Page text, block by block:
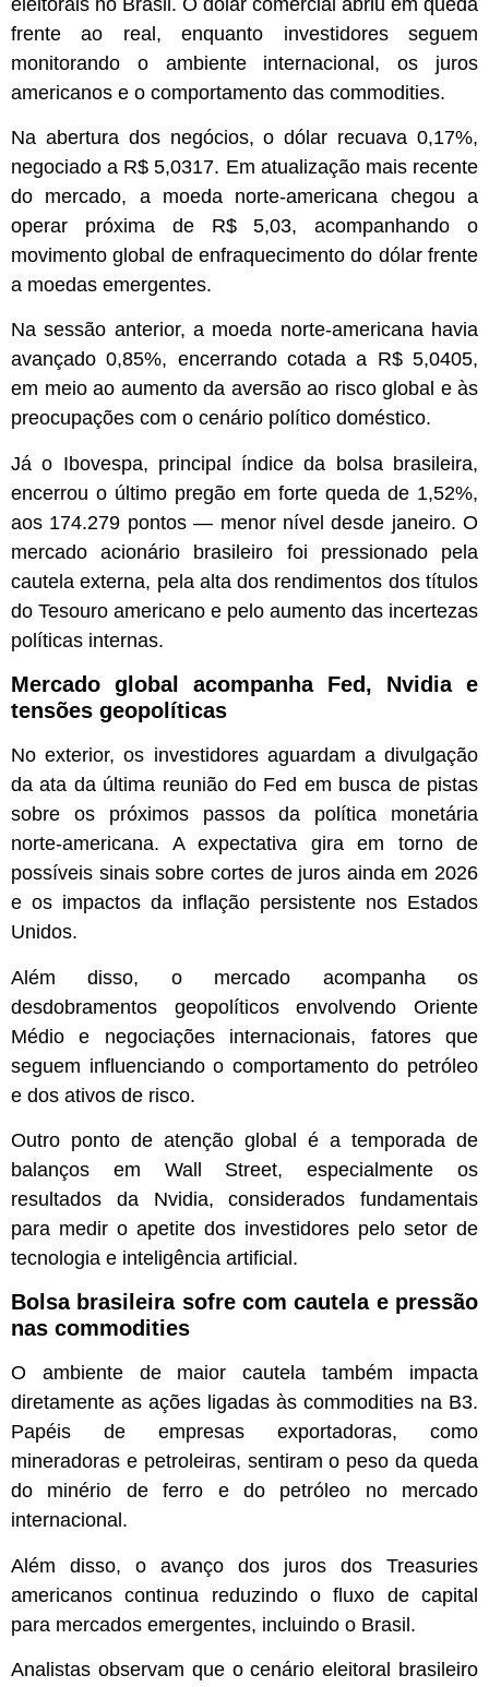
frente ao real, enquanto investidores seguem
monitorando o ambiente internacional, os juros
americanos e o comportamento das commodities.
Na abertura dos negócios, o dólar recuava 0,17%,
negociado a R$ 5,0317. Em atualização mais recente
do mercado, a moeda norte-americana chegou a
operar próxima de R$ 5,03, acompanhando o
movimento global de enfraquecimento do dólar frente
a moedas emergentes.
Na sessão anterior, a moeda norte-americana havia
avançado 0,85%, encerrando cotada a R$ 5,0405,
em meio ao aumento da aversão ao risco global e às
preocupações com o cenário político doméstico.
Já o Ibovespa, principal índice da bolsa brasileira,
encerrou o último pregão em forte queda de 1,52%,
aos 174.279 pontos — menor nível desde janeiro. O
mercado acionário brasileiro foi pressionado pela
cautela externa, pela alta dos rendimentos dos títulos
do Tesouro americano e pelo aumento das incertezas
políticas internas.
Mercado global acompanha Fed, Nvidia e
tensões geopolíticas
No exterior, os investidores aguardam a divulgação
da ata da última reunião do Fed em busca de pistas
sobre os próximos passos da política monetária
norte-americana. A expectativa gira em torno de
possíveis sinais sobre cortes de juros ainda em 2026
e os impactos da inflação persistente nos Estados
Unidos.
Além disso, o mercado acompanha os
desdobramentos geopolíticos envolvendo Oriente
Médio e negociações internacionais, fatores que
seguem influenciando o comportamento do petróleo
e dos ativos de risco.
Outro ponto de atenção global é a temporada de
balanços em Wall Street, especialmente os
resultados da Nvidia, considerados fundamentais
para medir o apetite dos investidores pelo setor de
tecnologia e inteligência artificial.
Bolsa brasileira sofre com cautela e pressão
nas commodities
O ambiente de maior cautela também impacta
diretamente as ações ligadas às commodities na B3.
Papéis de empresas exportadoras, como
mineradoras e petroleiras, sentiram o peso da queda
do minério de ferro e do petróleo no mercado
internacional.
Além disso, o avanço dos juros dos Treasuries
americanos continua reduzindo o fluxo de capital
para mercados emergentes, incluindo o Brasil.
Analistas observam que o cenário eleitoral brasileiro